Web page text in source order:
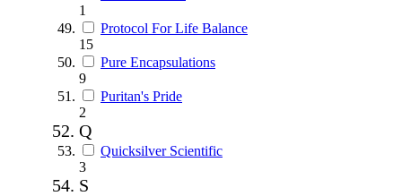
1
Protocol For Life Balance
15
Pure Encapsulations
9
Puritan's Pride
2
Q
Quicksilver Scientific
3
S